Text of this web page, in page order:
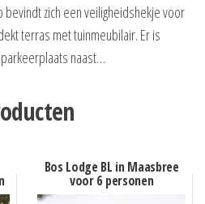
zich een veiligheidshekje voor
terras met tuinmeubilair. Er is
naast…
Bos Lodge BL in Maasbree
voor 6 personen